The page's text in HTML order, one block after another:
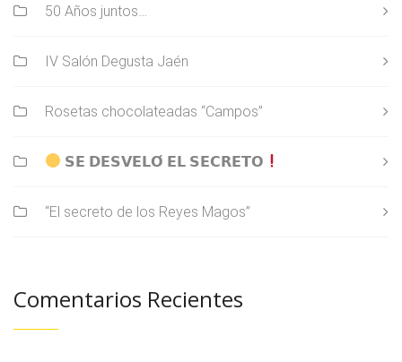
50 Años juntos…
IV Salón Degusta Jaén
Rosetas chocolateadas “Campos”
𝗦𝗘 𝗗𝗘𝗦𝗩𝗘𝗟𝗢́ 𝗘𝗟 𝗦𝗘𝗖𝗥𝗘𝗧𝗢
“El secreto de los Reyes Magos”
Comentarios Recientes